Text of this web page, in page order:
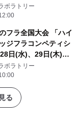
ボラトリー
フラ全国大会 「ハイ
ジフラコンペティシ
日(水)、29日(木)に
ボラトリー
る